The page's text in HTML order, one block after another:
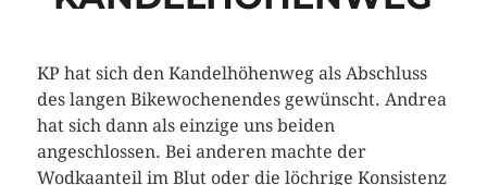
KP hat sich den Kandelhöhenweg als Abschluss
des langen Bikewochenendes gewünscht. Andrea
hat sich dann als einzige uns beiden
angeschlossen. Bei anderen machte der
Wodkaanteil im Blut oder die löchrige Konsistenz